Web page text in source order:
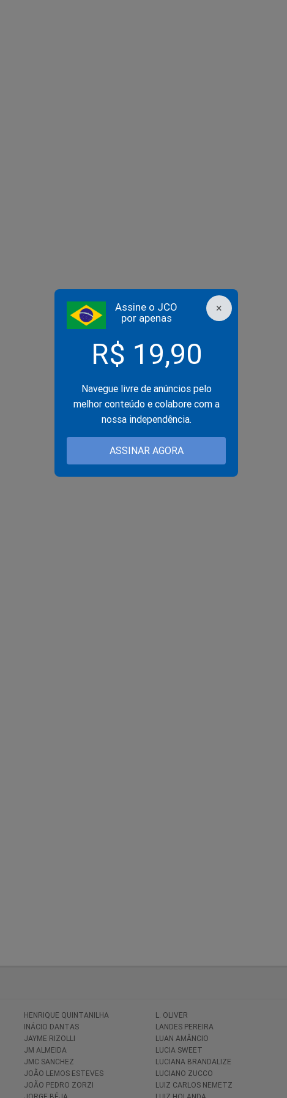
×
Assine o JCO
por apenas
R$ 19,90
Navegue livre de anúncios pelo
melhor conteúdo e colabore com a
nossa independência.
ASSINAR AGORA
HENRIQUE QUINTANILHA
INÁCIO DANTAS
JAYME RIZOLLI
JM ALMEIDA
JMC SANCHEZ
JOÃO LEMOS ESTEVES
JOÃO PEDRO ZORZI
L. OLIVER
LANDES PEREIRA
LUAN AMÂNCIO
LUCIA SWEET
LUCIANA BRANDALIZE
LUCIANO ZUCCO
LUIZ CARLOS NEMETZ